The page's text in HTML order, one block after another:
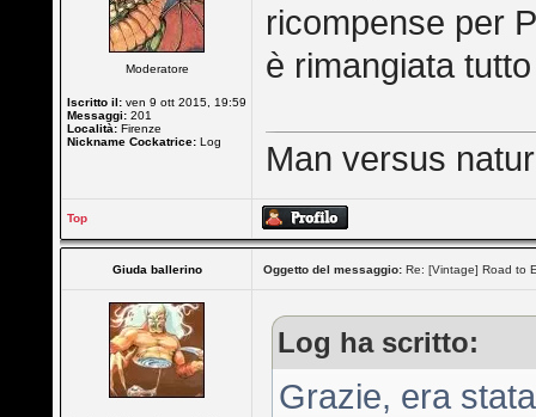
Moderatore
Iscritto il: ven 9 ott 2015, 19:59
Messaggi: 201
Località: Firenze
Nickname Cockatrice: Log
ricompense per
è rimangiata
Man versus
Top
Giuda ballerino Oggetto del messaggio: Re: [Vintage] Road to
Log ha scritto:
Grazie, era